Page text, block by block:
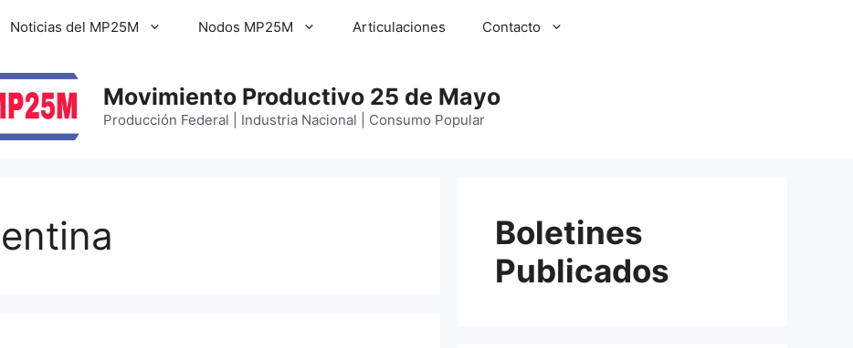
Noticias del MP25M Nodos MP25M Articulaciones Contacto
Movimiento Productivo 25 de Mayo
Producción Federal | Industria Nacional | Consumo Popular
Boletines
Publicados